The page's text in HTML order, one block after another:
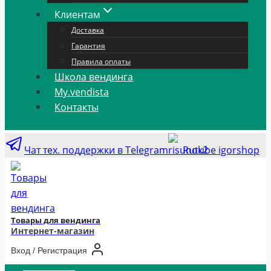
Клиентам
Доставка
Гарантия
Правила оплаты
Школа вендинга
My.vendista
Контакты
Чат тех. поддержки в Telegram Rutube igorshop
Товары для вендинга
Интернет-магазин
Вход / Регистрация